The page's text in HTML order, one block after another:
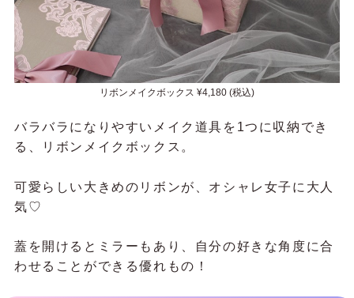
リボンメイクボックス ¥4,180 (税込)
バラバラになりやすいメイク道具を1つに収納でき
る、リボンメイクボックス。
可愛らしい大きめのリボンが、オシャレ女子に大人
気♡
蓋を開けるとミラーもあり、自分の好きな角度に合
わせることができる優れもの！